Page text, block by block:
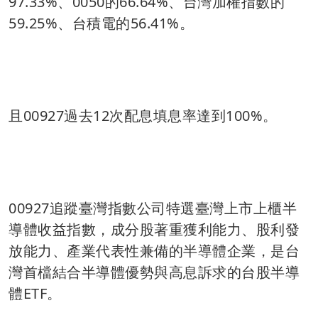
59.25%、台積電的56.41%。
且00927過去12次配息填息率達到100%。
00927追蹤臺灣指數公司特選臺灣上市上櫃半
導體收益指數，成分股著重獲利能力、股利發
放能力、產業代表性兼備的半導體企業，是台
灣首檔結合半導體優勢與高息訴求的台股半導
體ETF。